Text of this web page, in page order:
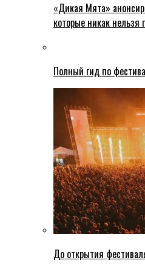
«Дикая Мята»
которые никак нельзя
Полный гид по
До открытия